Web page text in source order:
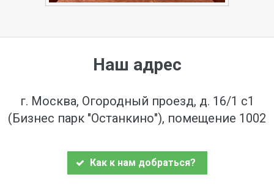
Наш адрес
г. Москва, Огородный проезд, д. 16/1 с1
(Бизнес парк "Останкино"), помещение 1002
Как к нам добраться?